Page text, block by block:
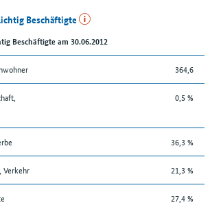
Beschäftigte
Beschäftigte am 30.06.2012
364,6
0,5 %
36,3 %
Verkehr 21,3 %
27,4 %